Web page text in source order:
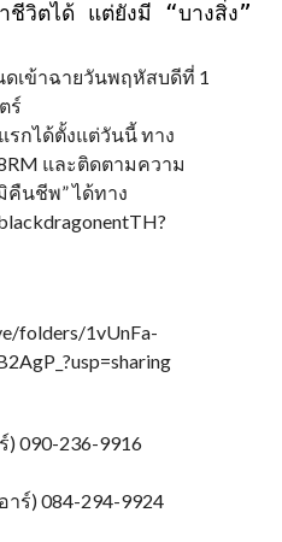
ชีวิตได้ แต่ยังมี “บางสิ่ง”
เข้าฉายวันพฤหัสบดีที่ 1
ร์
กได้ตั้งแต่วันนี้ ทาง
และติดตามความ
คืนชีพ” ได้ทาง
folders/1vUnFa-
090-236-9916
ร์) 084-294-9924